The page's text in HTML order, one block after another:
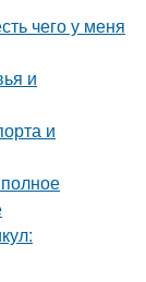
чего у меня
и
и